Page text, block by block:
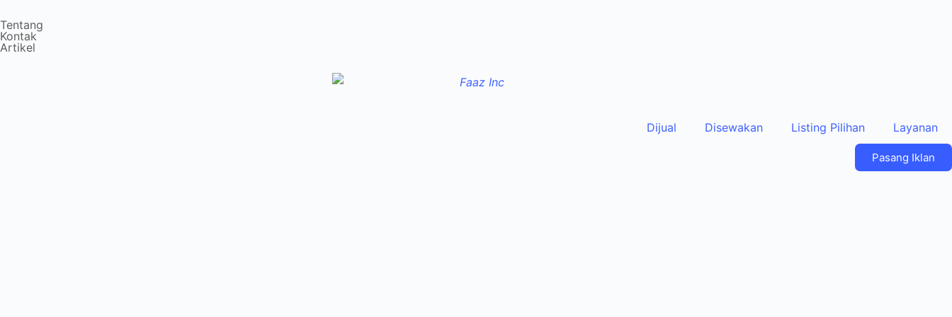
Tentang
Kontak
Artikel
Dijual Disewakan Listing Pilihan Layanan
Pasang Iklan